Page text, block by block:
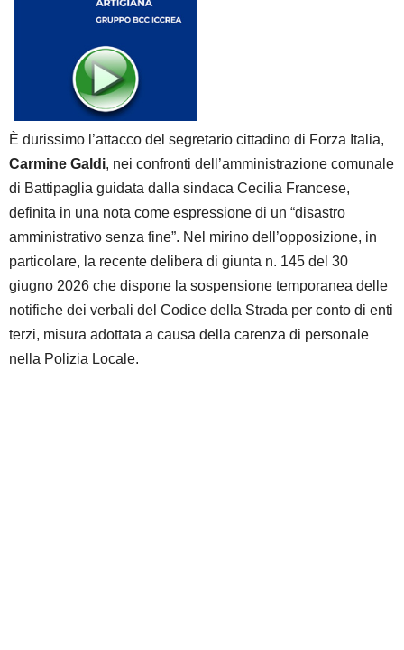
È durissimo l’attacco del segretario cittadino di Forza Italia,
Carmine Galdi, nei confronti dell’amministrazione comunale
di Battipaglia guidata dalla sindaca Cecilia Francese,
definita in una nota come espressione di un “disastro
amministrativo senza fine”. Nel mirino dell’opposizione, in
particolare, la recente delibera di giunta n. 145 del 30
giugno 2026 che dispone la sospensione temporanea delle
notifiche dei verbali del Codice della Strada per conto di enti
terzi, misura adottata a causa della carenza di personale
nella Polizia Locale.